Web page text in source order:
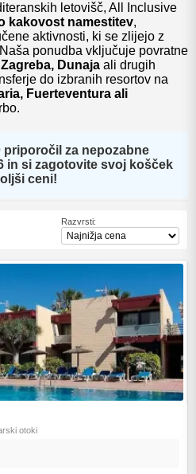
letovišč, All Inclusive
kakovost namestitev,
aktivnosti, ki se zlijejo z
ponudba vključuje povratne
Dunaja ali drugih
do izbranih resortov na
Fuerteventura ali
priporočil za nepozabne
in si zagotovite svoj košček
ceni!
Razvrsti:
otoki